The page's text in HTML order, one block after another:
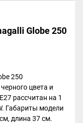
Globe 250
250
цвета и
рассчитан на 1
Габариты модели
длина 37 см.